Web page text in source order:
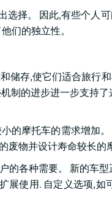
择。 因此,有些个人
们的独立性。
储存,使它们适合旅行
制的进步进一步支持
的摩托车的需求增加
物并设计寿命较长的
各种需要。 新的车
使用. 自定义选项,